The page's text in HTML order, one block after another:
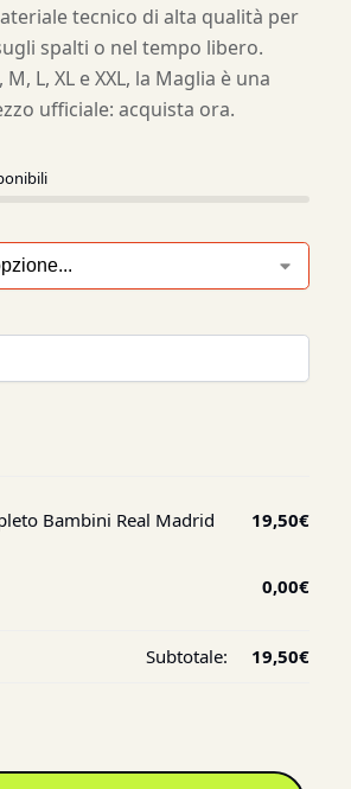
tecnico di alta qualità per
spalti o nel tempo libero.
L, XL e XXL, la Maglia è una
ufficiale: acquista ora.
Bambini Real Madrid
19,50€
0,00€
Subtotale: 19,50€